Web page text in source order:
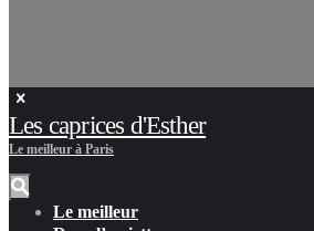
Les caprices d'Esther
Le meilleur à Paris
Le meilleur